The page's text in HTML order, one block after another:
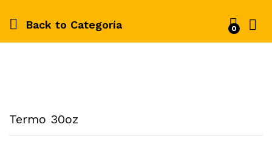
Back to Categoría 0
Termo 30oz